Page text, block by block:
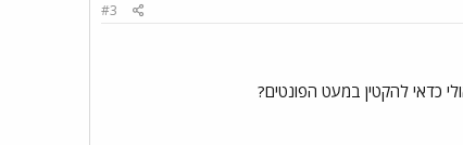
#3
כדאי להקטין במעט הפונטים?